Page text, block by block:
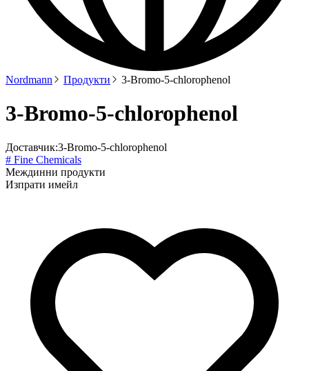
Nordmann Продукти 3-Bromo-5-chlorophenol
3-Bromo-5-chlorophenol
Доставчик:3-Bromo-5-chlorophenol
# Fine Chemicals
Междинни продукти
Изпрати имейл